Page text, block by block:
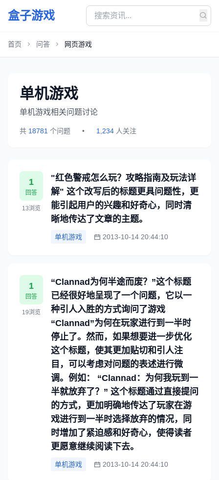
盒子游戏
首页 问答 网页游戏
单机游戏
单机游戏相关问题讨论
共 18781 个问题 • 1,234 人关注
1
回答
13浏览
"红色警戒怎么玩？攻略指南及玩法详
解" 这个改写后的标题更具问题性，更
能引起用户的兴趣和好奇心，同时清
晰地传达了文章的主题。
单机游戏 2013-10-14 20:44:10
1
回答
19浏览
“Clannad为何半途而废？”这个标题
已经很好地呈现了一个问题，它以一
种引人入胜的方式询问了游戏
“Clannad”为何在玩家进行到一半时
停止了。然而，如果想要进一步优化
这个标题，使其更加贴切和引人注
目，可以考虑对问题的表述进行微
调。例如： “Clannad：为何我玩到一
半就放弃了？” 这个标题通过直接提问
的方式，更加明确地传达了玩家在游
戏进行到一半时选择放弃的情况，同
时增加了紧迫感和好奇心，使得读者
更愿意继续阅读下去。
单机游戏 2013-10-14 20:44:10